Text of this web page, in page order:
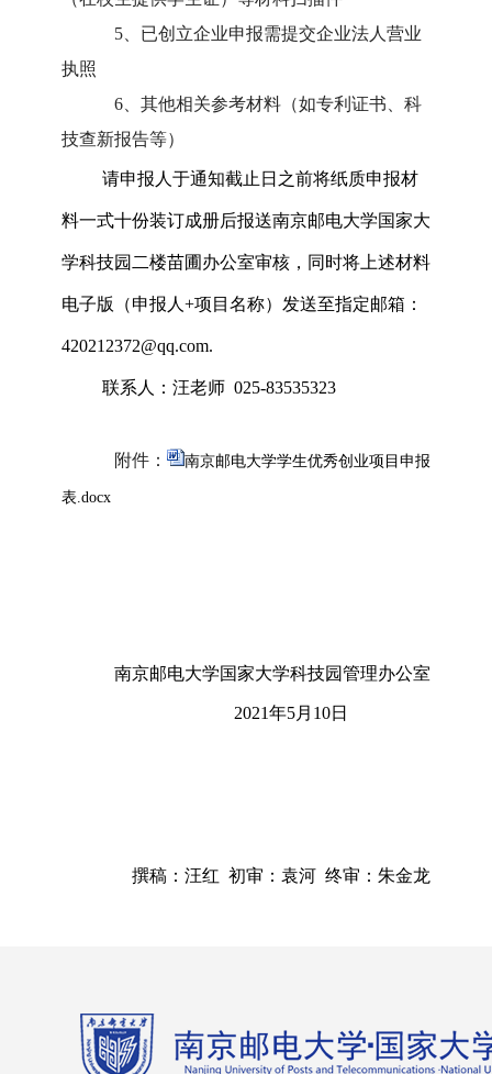
5 、已创立企业申报需提交企业法人营业
执照
6 、其他相关参考材料（如专利证书、科
技查新报告等）
请申报人于通知截止日之前将纸质申报材
料一式十份装订成册后报送南京邮电大学国家大
学科技园二楼苗圃办公室审核，同时将上述材料
电子版（申报人 +项目名称）发送至指定邮箱：
420212372@qq.com.
联系人：汪老师 025-83535323
附件： 南京邮电大学学生优秀创业项目申报
表.docx
南京邮电大学国家大学科技园管理办公室
2021年5月 10日
撰稿：汪红 初审：袁河 终审：朱金龙